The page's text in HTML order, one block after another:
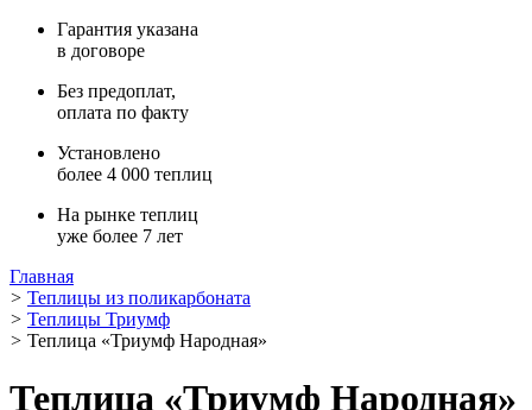
Гарантия указана
в договоре
Без предоплат,
оплата по факту
Установлено
более 4 000 теплиц
На рынке теплиц
уже более 7 лет
Главная
> Теплицы из поликарбоната
> Теплицы Триумф
> Теплица «Триумф Народная»
Теплица «Триумф Народная»